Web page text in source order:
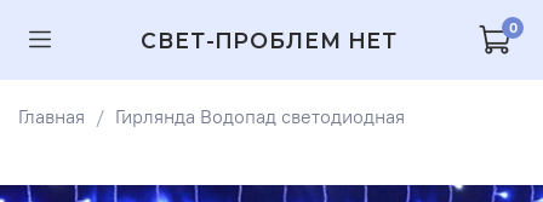
СВЕТ-ПРОБЛЕМ НЕТ 0
Главная Гирлянда Водопад светодиодная